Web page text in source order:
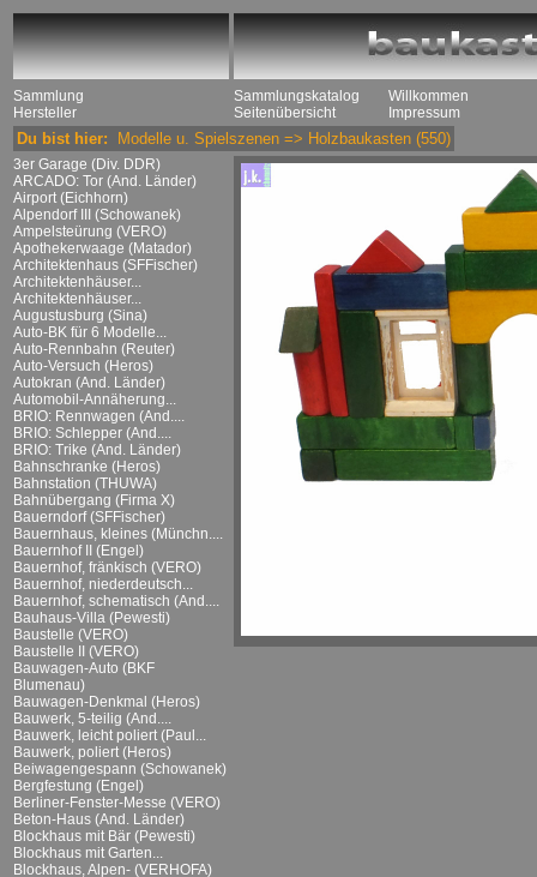
Sammlung
Hersteller
Sammlungskatalog
Seitenübersicht
Willkommen
Impressum
Du bist hier: Modelle u. Spielszenen => Holzbaukasten (550)
3er Garage (Div. DDR)
ARCADO: Tor (And. Länder)
Airport (Eichhorn)
Alpendorf III (Schowanek)
Ampelsteürung (VERO)
Apothekerwaage (Matador)
Architektenhaus (SFFischer)
Architektenhäuser...
Architektenhäuser...
Augustusburg (Sina)
Auto-BK für 6 Modelle...
Auto-Rennbahn (Reuter)
Auto-Versuch (Heros)
Autokran (And. Länder)
Automobil-Annäherung...
BRIO: Rennwagen (And....
BRIO: Schlepper (And....
BRIO: Trike (And. Länder)
Bahnschranke (Heros)
Bahnstation (THUWA)
Bahnübergang (Firma X)
Bauerndorf (SFFischer)
Bauernhaus, kleines (Münchn....
Bauernhof II (Engel)
Bauernhof, fränkisch (VERO)
Bauernhof, niederdeutsch...
Bauernhof, schematisch (And....
Bauhaus-Villa (Pewesti)
Baustelle (VERO)
Baustelle II (VERO)
Bauwagen-Auto (BKF
Blumenau)
Bauwagen-Denkmal (Heros)
Bauwerk, 5-teilig (And....
Bauwerk, leicht poliert (Paul...
Bauwerk, poliert (Heros)
Beiwagengespann (Schowanek)
Bergfestung (Engel)
Berliner-Fenster-Messe (VERO)
Beton-Haus (And. Länder)
Blockhaus mit Bär (Pewesti)
Blockhaus mit Garten...
Blockhaus, Alpen- (VERHOFA)